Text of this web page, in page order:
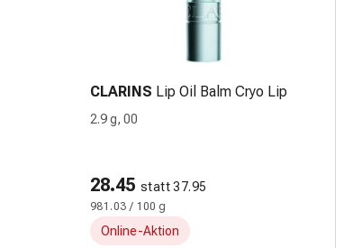
Spröde
Schwitzen
Hyperhidrose
Unreine
Haut
&
CLARINS Lip Oil Balm Cryo Lip
2.9 g, 00
28.45 statt 37.95
981.03 / 100 g
Online-Aktion